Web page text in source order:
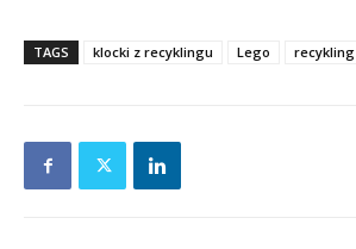
TAGS klocki z recyklingu Lego recykling